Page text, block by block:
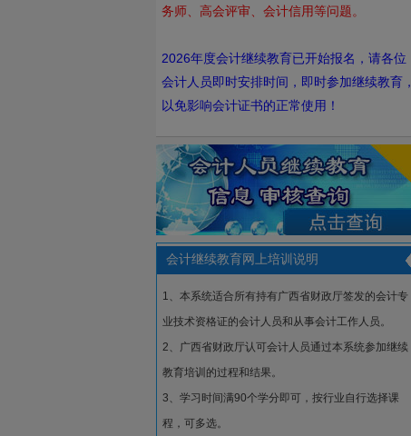
务师、高会评审、会计信用等问题。
2026年度会计继续教育已开始报名，请各位
会计人员即时安排时间，即时参加继续教育，
以免影响会计证书的正常使用！
会计继续教育网上培训说明
1、本系统适合所有持有广西省财政厅签发的会计专
业技术资格证的会计人员和从事会计工作人员。
2、广西省财政厅认可会计人员通过本系统参加继续
教育培训的过程和结果。
3、学习时间满90个学分即可，按行业自行选择课
程，可多选。